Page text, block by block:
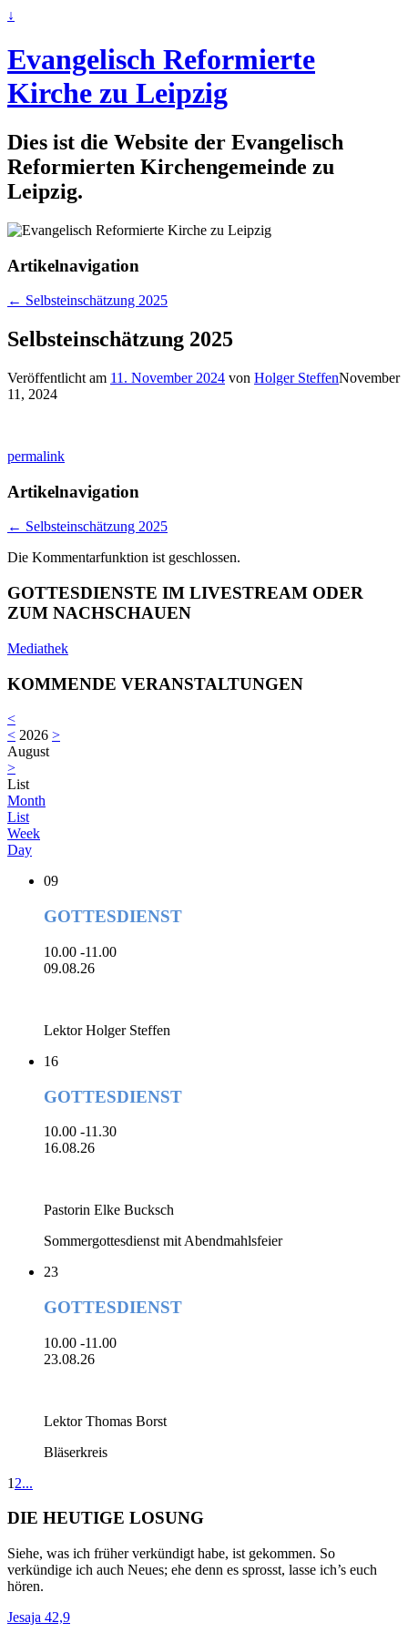
↓
Evangelisch Reformierte
Kirche zu Leipzig
Dies ist die Website der Evangelisch
Reformierten Kirchengemeinde zu
Leipzig.
Artikelnavigation
← Selbsteinschätzung 2025
Selbsteinschätzung 2025
Veröffentlicht am 11. November 2024 von Holger SteffenNovember
11, 2024
permalink
Artikelnavigation
← Selbsteinschätzung 2025
Die Kommentarfunktion ist geschlossen.
GOTTESDIENSTE IM LIVESTREAM ODER
ZUM NACHSCHAUEN
Mediathek
KOMMENDE VERANSTALTUNGEN
<
< 2026 >
August
>
List
Month
List
Week
Day
09
GOTTESDIENST
10.00 -11.00
09.08.26
Lektor Holger Steffen
16
GOTTESDIENST
10.00 -11.30
16.08.26
Pastorin Elke Bucksch
Sommergottesdienst mit Abendmahlsfeier
23
GOTTESDIENST
10.00 -11.00
23.08.26
Lektor Thomas Borst
Bläserkreis
1 2...
DIE HEUTIGE LOSUNG
Siehe, was ich früher verkündigt habe, ist gekommen. So
verkündige ich auch Neues; ehe denn es sprosst, lasse ich’s euch
hören.
Jesaja 42,9